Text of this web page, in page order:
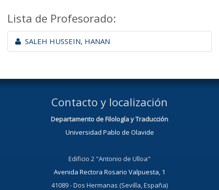
Lista de Profesorado:
SALEH HUSSEIN, HANAN
Contacto y localización
Departamento de Filología y Traducción
Universidad Pablo de Olavide
Edificio 2 "Antonio de Ulloa"
Avenida Rectora Rosario Valpuesta, 1
41089 - Dos Hermanas (Sevilla, España)